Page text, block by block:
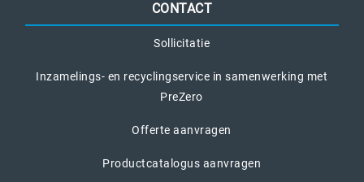
CONTACT
Sollicitatie
Inzamelings- en recyclingservice in samenwerking met
PreZero
Offerte aanvragen
Productcatalogus aanvragen